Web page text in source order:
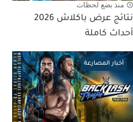
منذ بضع لحظات
نتائج عرض باكلاش 2026
أحداث كاملة
أخبار المصارعة